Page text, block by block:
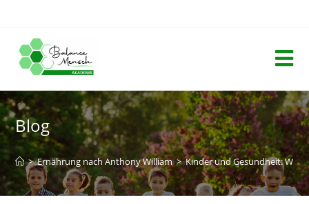
Blog
> Ernährung nach Anthony William > Kinder und Gesundheit: Wie